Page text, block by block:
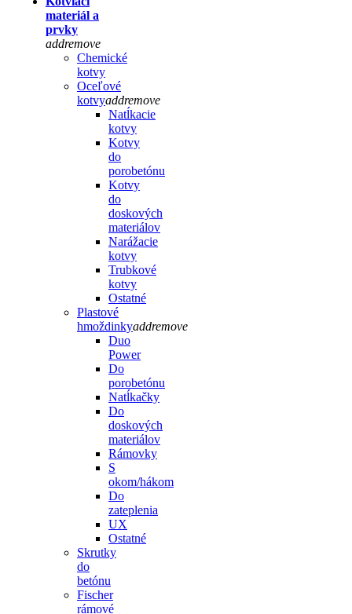
materiál a
prvky
addremove
Chemické
kotvy
Oceľové
kotvyaddremove
Natĺkacie
kotvy
Kotvy
do
porobetónu
Kotvy
do
doskových
materiálov
Narážacie
kotvy
Trubkové
kotvy
Ostatné
Plastové
hmoždinkyaddremove
Duo
Power
Do
porobetónu
Natĺkačky
Do
doskových
materiálov
Rámovky
S
okom/hákom
Do
zateplenia
UX
Ostatné
Skrutky
do
betónu
Fischer
rámové